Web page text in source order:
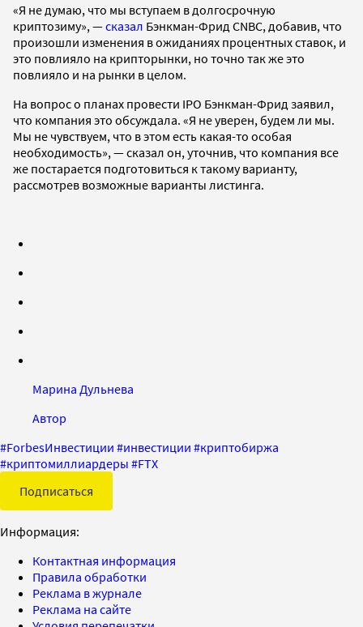
«Я не думаю, что мы вступаем в долгосрочную
криптозиму», —сказал Бэнкман-Фрид CNBC, добавив, что
произошли изменения в ожиданиях процентных ставок, и
это повлияло на крипторынки, но точно так же это
повлияло и на рынки в целом.
На вопрос о планах провести IPO Бэнкман-Фрид заявил,
что компания это обсуждала. «Я не уверен, будем ли мы.
Мы не чувствуем, что в этом есть какая-то особая
необходимость», — сказал он, уточнив, что компания все
же постарается подготовиться к такому варианту,
рассмотрев возможные варианты листинга.
Марина Дульнева
Автор
#ForbesИнвестиции #инвестиции #криптобиржа
#криптомиллиардеры #FTX
Подписаться
Информация:
Контактная информация
Правила обработки
Реклама в журнале
Реклама на сайте